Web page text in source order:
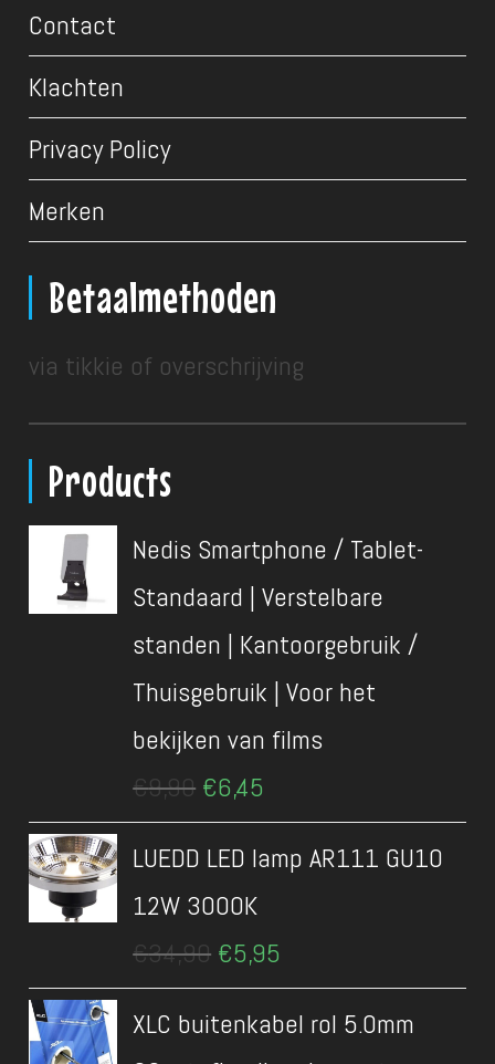
Contact
Klachten
Privacy Policy
Merken
Betaalmethoden
via tikkie of overschrijving
Products
Nedis Smartphone / Tablet-
Standaard | Verstelbare
standen | Kantoorgebruik /
Thuisgebruik | Voor het
bekijken van films
€9,90 Oorspronkelijke
prijs
€9,90.
€6,45
€6,45.
LUEDD LED lamp AR111 GU10
12W 3000K
€34,90 Oorspronkelijke
prijs
€34,90.
€5,95
€5,95.
XLC buitenkabel rol 5.0mm